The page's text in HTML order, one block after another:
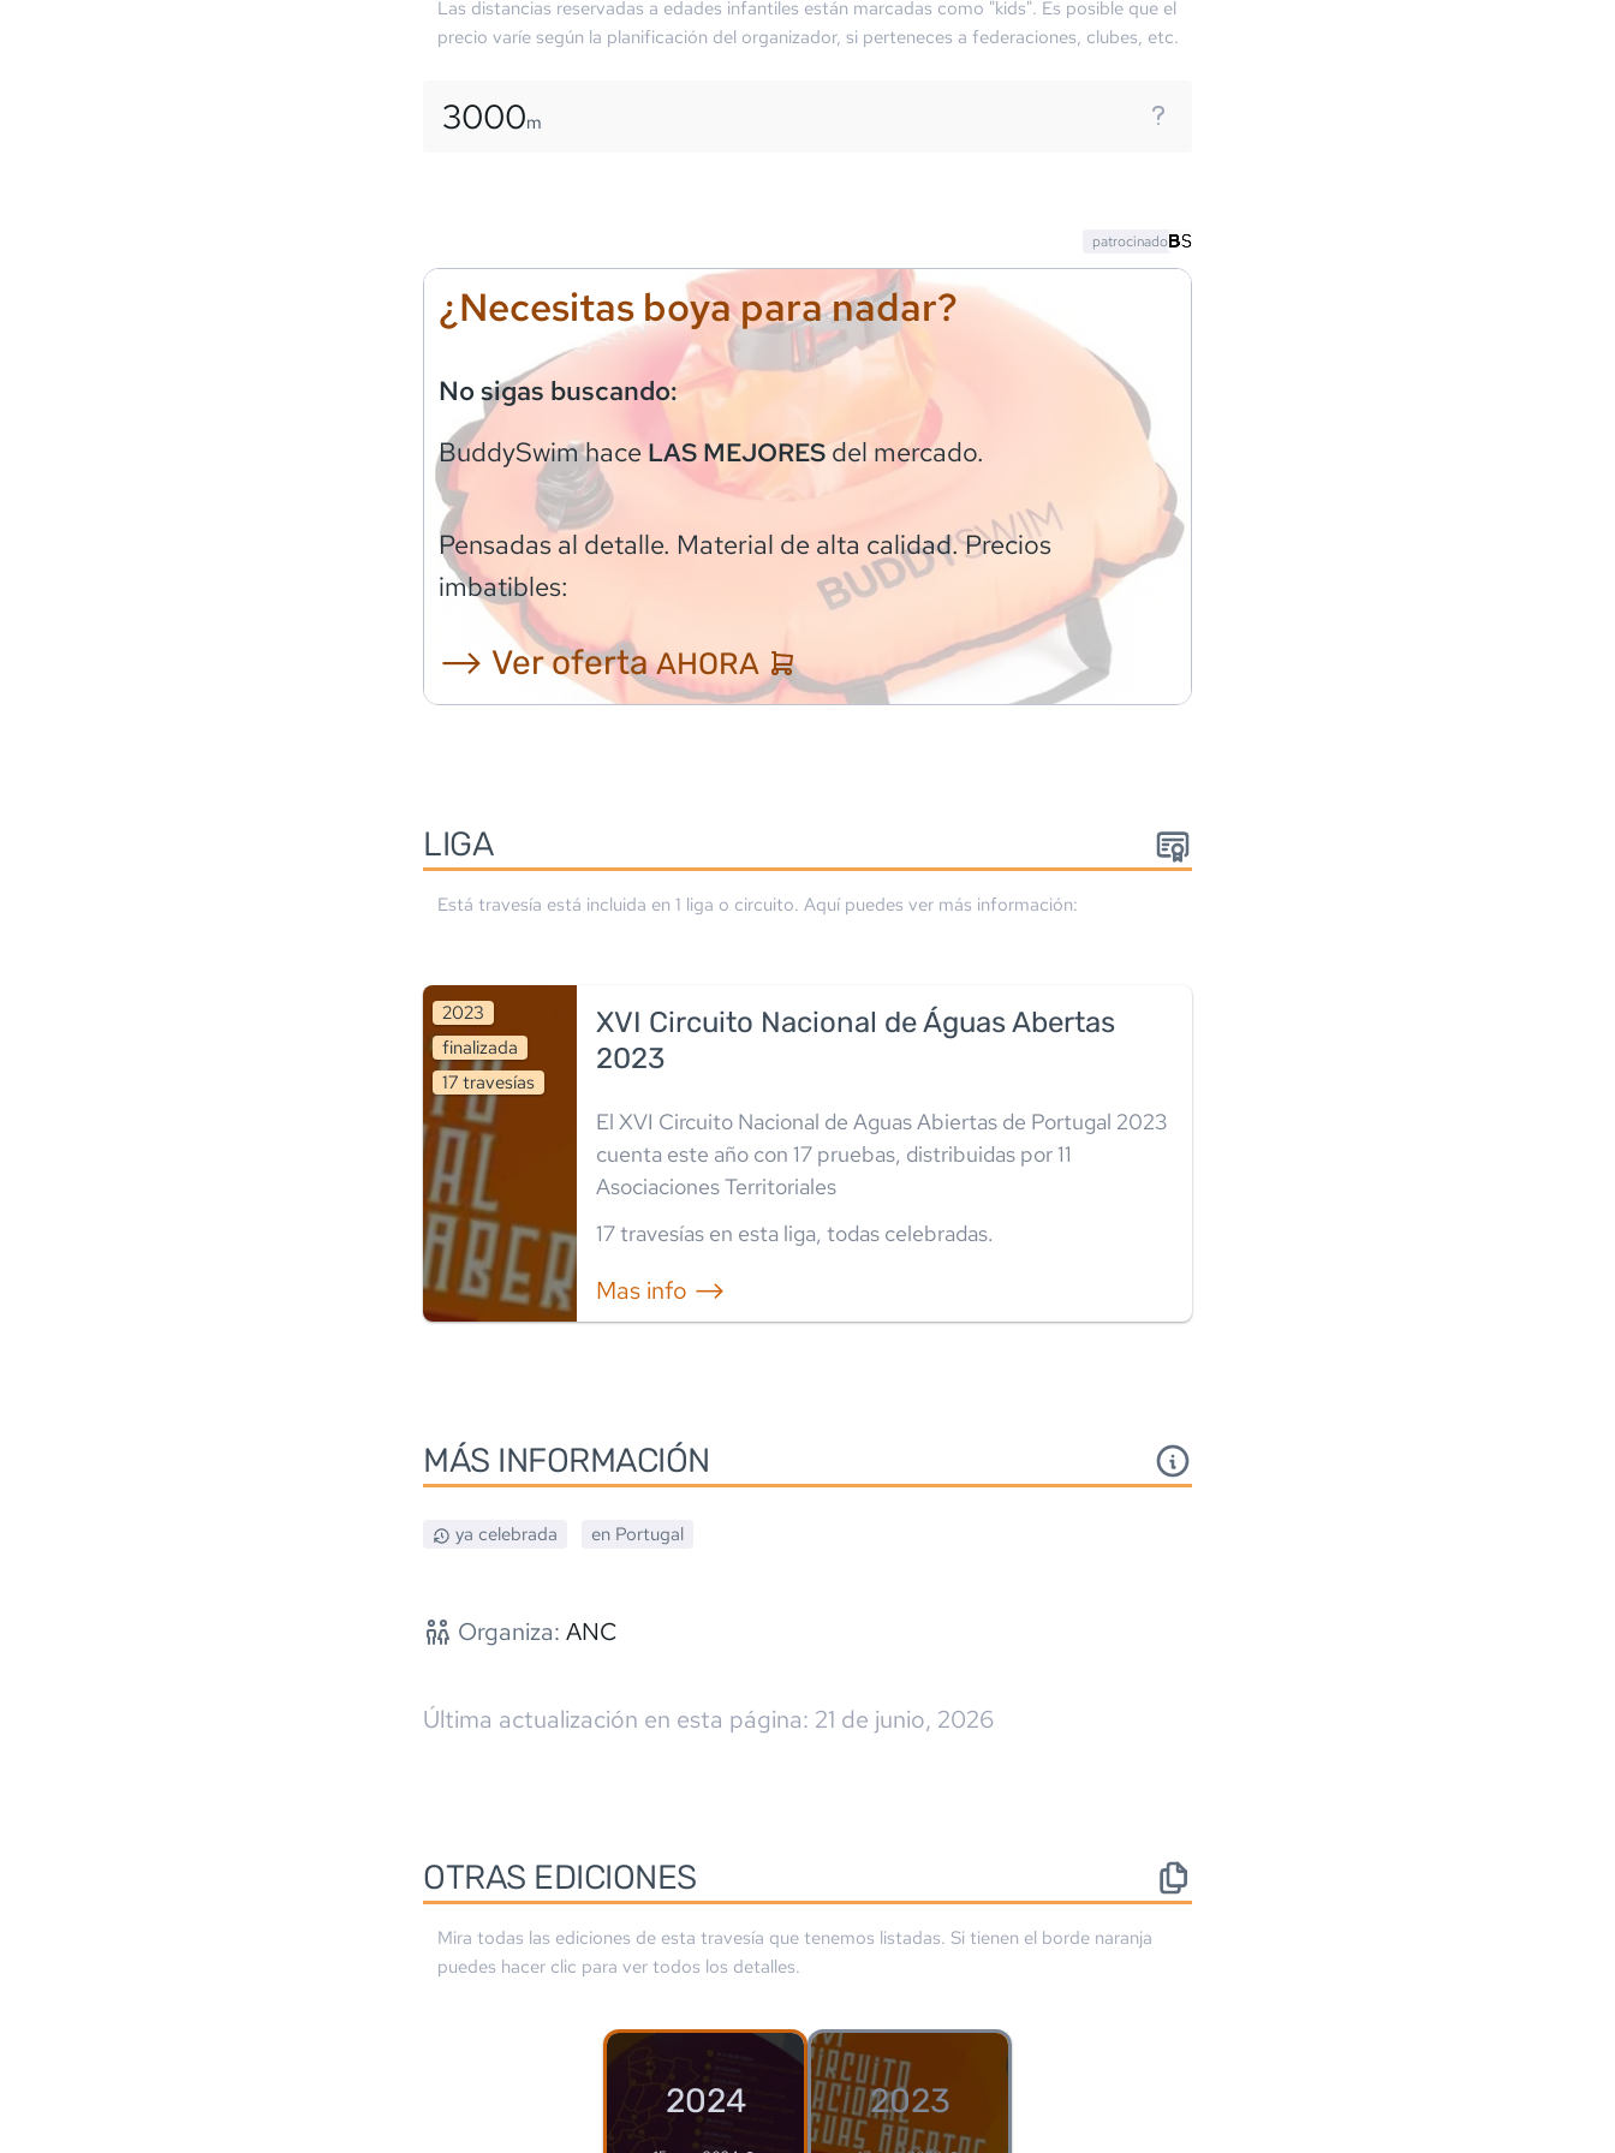
Las distancias reservadas a edades infantiles están marcadas como "kids". Es posible que el
precio varíe según la planificación del organizador, si perteneces a federaciones, clubes, etc.
3000m
¿Necesitas boya para nadar?
No sigas buscando:
BuddySwimhaceLAS MEJORESdel mercado.
Pensadas al detalle. Material de alta calidad. Precios
imbatibles:
⟶ Ver ofertaAHORA
patrocinado
LIGA
Está travesía está incluida en 1 liga o circuito. Aquí puedes ver más información:
2023
finalizada
17 travesías
XVI Circuito Nacional de Águas Abertas
2023
El XVI Circuito Nacional de Aguas Abiertas de Portugal 2023
cuenta este año con 17 pruebas, distribuidas por 11
Asociaciones Territoriales
17travesías en esta liga, todas celebradas.
Mas info ⟶
MÁS INFORMACIÓN
ya celebrada en Portugal
Organiza: ANC
Última actualización en esta página: 21 de junio, 2026
OTRAS EDICIONES
Mira todas las ediciones de esta travesía que tenemos listadas. Si tienen el borde naranja
puedes hacer clic para ver todos los detalles.
2024 2023